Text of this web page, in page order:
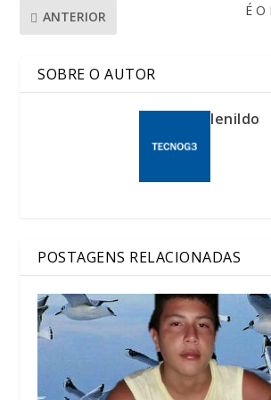
ANTERIOR
É O
SOBRE O AUTOR
lenildo
POSTAGENS RELACIONADAS